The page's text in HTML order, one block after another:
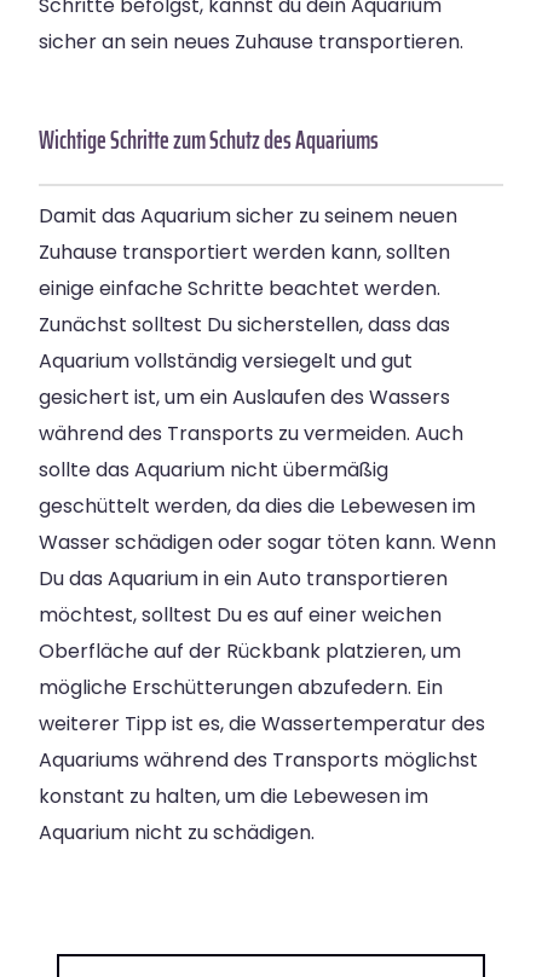
sicher an sein neues Zuhause transportieren.
Wichtige Schritte zum Schutz des Aquariums
Damit das Aquarium sicher zu seinem neuen
Zuhause transportiert werden kann, sollten
einige einfache Schritte beachtet werden.
Zunächst solltest Du sicherstellen, dass das
Aquarium vollständig versiegelt und gut
gesichert ist, um ein Auslaufen des Wassers
während des Transports zu vermeiden. Auch
sollte das Aquarium nicht übermäßig
geschüttelt werden, da dies die Lebewesen im
Wasser schädigen oder sogar töten kann. Wenn
Du das Aquarium in ein Auto transportieren
möchtest, solltest Du es auf einer weichen
Oberfläche auf der Rückbank platzieren, um
mögliche Erschütterungen abzufedern. Ein
weiterer Tipp ist es, die Wassertemperatur des
Aquariums während des Transports möglichst
konstant zu halten, um die Lebewesen im
Aquarium nicht zu schädigen.